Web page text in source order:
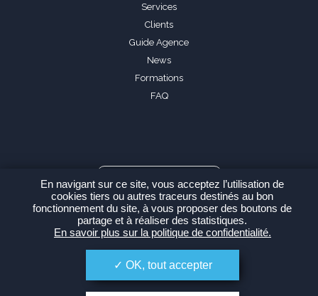
Services
Clients
Guide Agence
News
Formations
FAQ
Espace Agence
Politique de confidentialité
En navigant sur ce site, vous acceptez l’utilisation de
cookies tiers ou autres traceurs destinés au bon
fonctionnement du site, à vous proposer des boutons de
partage et à réaliser des statistiques.
En savoir plus sur la politique de confidentialité.
OK, tout accepter